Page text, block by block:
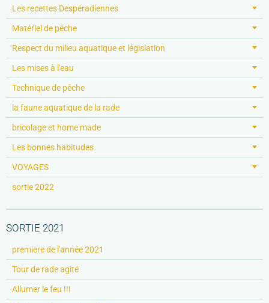
Les recettes Despéradiennes
Matériel de pêche
Respect du milieu aquatique et législation
Les mises à l'eau
Technique de pêche
la faune aquatique de la rade
bricolage et home made
Les bonnes habitudes
VOYAGES
sortie 2022
SORTIE 2021
premiere de l'année 2021
Tour de rade agité
Allumer le feu !!!